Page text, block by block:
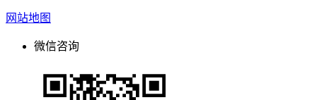
网站地图
微信咨询